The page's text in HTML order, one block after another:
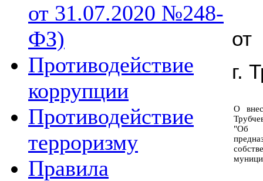
от 31.07.2020 №248-
ФЗ)
Противодействие
коррупции
Противодействие
терроризму
Правила
от
г.
О
"Об